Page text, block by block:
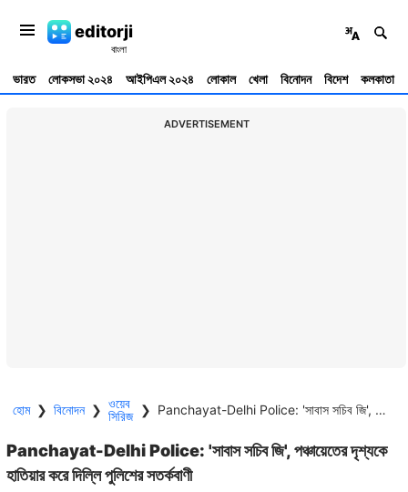
editorji
ভারত লোকসভা ২০২৪ আইপিএল ২০২৪ লোকাল খেলা বিনোদন বিদেশ কলকাতা
ADVERTISEMENT
হোম ❯ বিনোদন ❯ ওয়েব
সিরিজ ❯ Panchayat-Delhi Police: 'সাবাস সচিব জি', পঞ্চায়েতের দৃশ্যকে হাতিয়ার করে দিল্লি পুলিশের সতর্কবাণী
Panchayat-Delhi Police: 'সাবাস সচিব জি', পঞ্চায়েতের দৃশ্যকে
হাতিয়ার করে দিল্লি পুলিশের সতর্কবাণী